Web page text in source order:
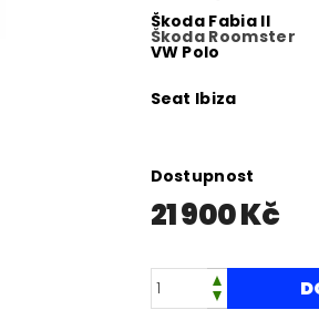
Škoda Fabia II
Škoda Roomster
VW Polo
Seat Ibiza
Dostupnost
21 900 Kč